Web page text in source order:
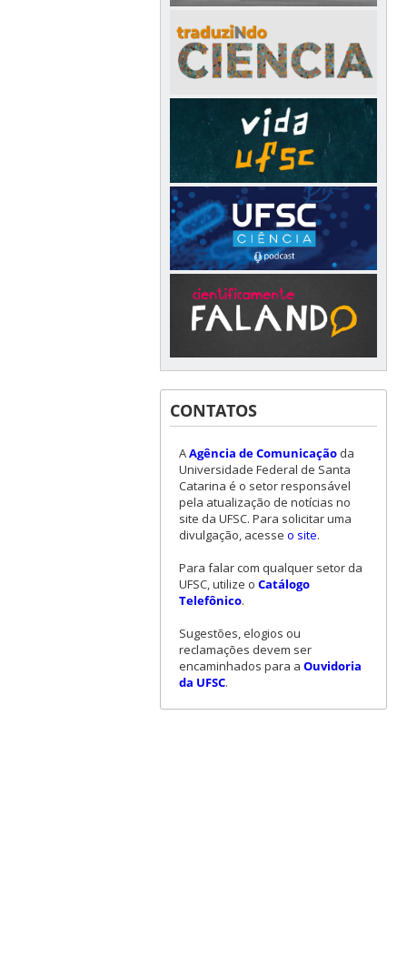
CONTATOS
AAgência de Comunicaçãoda
Universidade Federal de Santa
Catarina é o setor responsável
pela atualização de notícias no
site da UFSC. Para solicitar uma
divulgação, acesse o site.
Para falar com qualquer setor da
UFSC, utilize o Catálogo
Telefônico.
Sugestões, elogios ou
reclamações devem ser
encaminhados para a Ouvidoria
da UFSC.